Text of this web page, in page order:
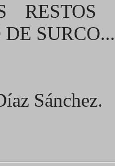
SURCO...
Sánchez.